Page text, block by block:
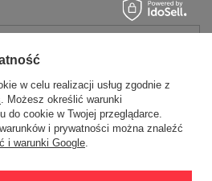
Zamówienia
zamówienia
przesyłki
produkt
w celu realizacji usług zgodnie z
. Możesz określić warunki
do cookie w Twojej przeglądarce.
i prywatności można znaleźć
i warunki Google.